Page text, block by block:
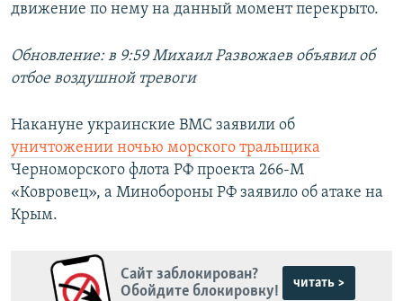
движение по нему на данный момент перекрыто.
Обновление: в 9:59 Михаил Развожаев объявил об
отбое воздушной тревоги
Накануне украинские ВМС заявили об
уничтожении ночью морского тральщика
Черноморского флота РФ проекта 266-М
«Ковровец», а Минобороны РФ заявило об атаке на
Крым.
Сайт заблокирован?
Обойдите блокировку!
читать >